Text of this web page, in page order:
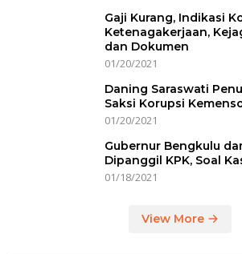
Gaji Kurang, Indikasi
Ketenagakerjaan,
dan Dokumen
01/20/2021
Daning Saraswati
Saksi Korupsi
01/20/2021
Gubernur Bengkulu
Dipanggil KPK, Soal
01/18/2021
View More